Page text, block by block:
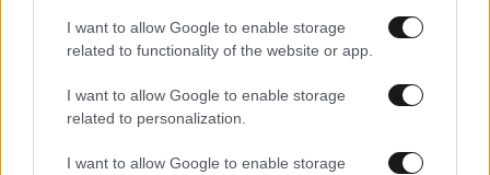
I want to allow Google to enable storage
related to functionality of the website or app.
I want to allow Google to enable storage
related to personalization.
I want to allow Google to enable storage
ιδανικό πρόγραμμα καθώς μεγαλώνετε